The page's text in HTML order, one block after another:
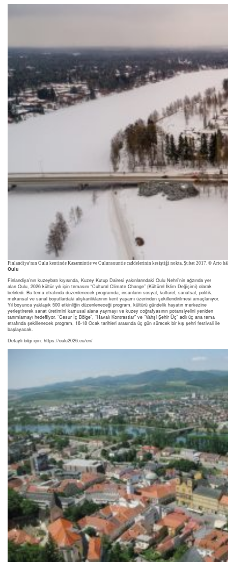
Finlandiya’nın Oulu kentinde Kasarmintie ve Oulunsuuntie caddelerinin kesiştiği nokta. Şubat 2017. © Arto
Oulu
Finlandiya’nın kuzeybatı kıyısında, Kuzey Kutup Dairesi yakınlarındaki Oulu Nehri’nin ağzında yer
alan Oulu, 2026 kültür yılı için temasını “Cultural Climate Change” (Kültürel İklim Değişimi) olarak
belirledi. Bu tema etrafında düzenlenecek programda; insanların sosyal, kültürel, sanatsal, politik,
mekansal ve sanal boyutlardaki alışkanlıklarının kent yaşamı üzerinden şekillendirilmesi amaçlanıyor.
Yıl boyunca yaklaşık 500 etkinliğin düzenleneceği program, kültürü gündelik hayatın merkezine
yerleştirerek sanat üretimini kamusal alana yaymayı ve kuzey coğrafyasının potansiyelini yeniden
tanımlamayı hedefliyor. “Cesur İç Bölge”, “Havalı Kontrastlar” ve “Vahşi Şehir Üç” adlı üç ana tema
etrafında şekillenecek program, 16-18 Ocak tarihleri arasında üç gün sürecek bir kış şehri festivali ile
başlayacak.
Detaylı bilgi için: https://oulu2026.eu/en/